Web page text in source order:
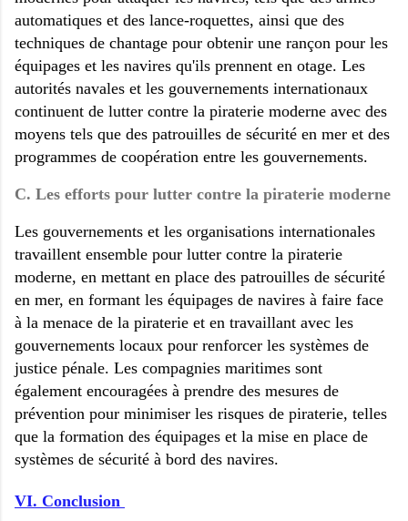
automatiques et des lance-roquettes, ainsi que des
techniques de chantage pour obtenir une rançon pour les
équipages et les navires qu'ils prennent en otage. Les
autorités navales et les gouvernements internationaux
continuent de lutter contre la piraterie moderne avec des
moyens tels que des patrouilles de sécurité en mer et des
programmes de coopération entre les gouvernements.
C. Les efforts pour lutter contre la piraterie moderne
Les gouvernements et les organisations internationales
travaillent ensemble pour lutter contre la piraterie
moderne, en mettant en place des patrouilles de sécurité
en mer, en formant les équipages de navires à faire face
à la menace de la piraterie et en travaillant avec les
gouvernements locaux pour renforcer les systèmes de
justice pénale. Les compagnies maritimes sont
également encouragées à prendre des mesures de
prévention pour minimiser les risques de piraterie, telles
que la formation des équipages et la mise en place de
systèmes de sécurité à bord des navires.
VI. Conclusion